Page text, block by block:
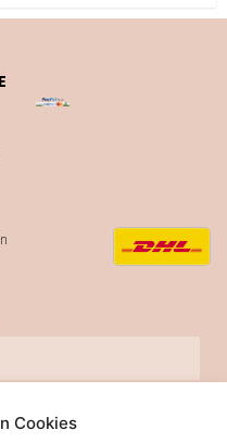
Cookies